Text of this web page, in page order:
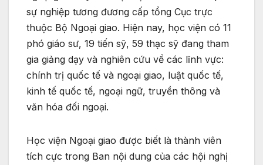
sự nghiệp tương đương cấp tổng Cục trực
thuộc Bộ Ngoại giao. Hiện nay, học viện có 11
phó giáo sư, 19 tiến sỹ, 59 thạc sỹ đang tham
gia giảng dạy và nghiên cứu về các lĩnh vực:
chính trị quốc tế và ngoại giao, luật quốc tế,
kinh tế quốc tế, ngoại ngữ, truyền thông và
văn hóa đối ngoại.
Học viện Ngoại giao được biết là thành viên
tích cực trong Ban nội dung của các hội nghị